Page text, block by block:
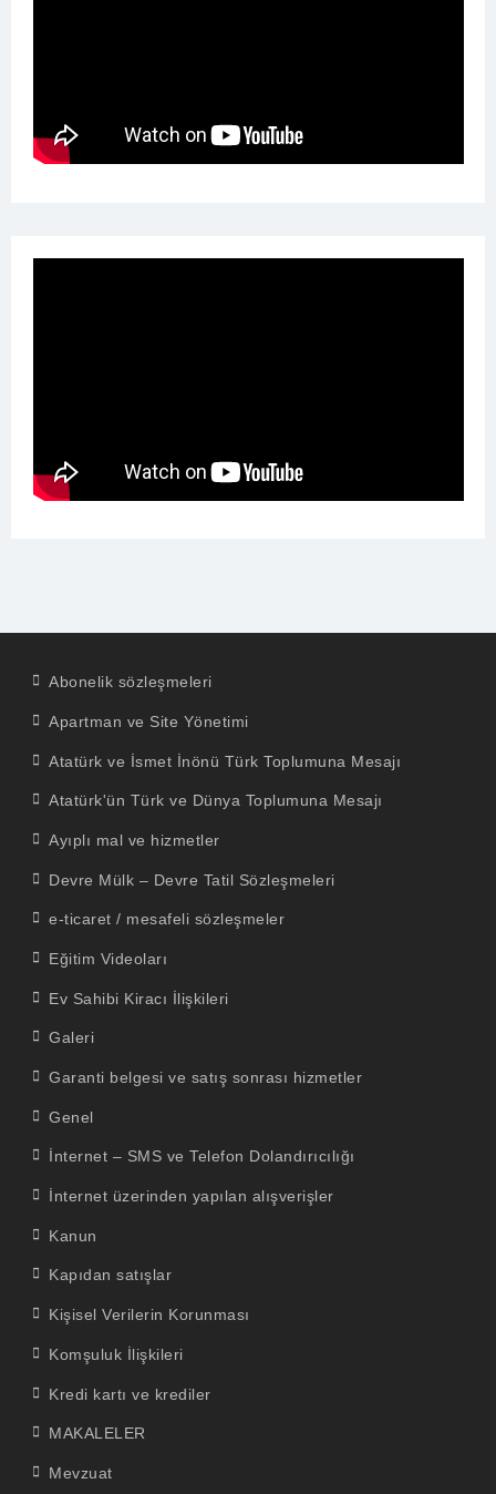
Abonelik sözleşmeleri
Apartman ve Site Yönetimi
Atatürk ve İsmet İnönü Türk Toplumuna Mesajı
Atatürk'ün Türk ve Dünya Toplumuna Mesajı
Ayıplı mal ve hizmetler
Devre Mülk – Devre Tatil Sözleşmeleri
e-ticaret / mesafeli sözleşmeler
Eğitim Videoları
Ev Sahibi Kiracı İlişkileri
Galeri
Garanti belgesi ve satış sonrası hizmetler
Genel
İnternet – SMS ve Telefon Dolandırıcılığı
İnternet üzerinden yapılan alışverişler
Kanun
Kapıdan satışlar
Kişisel Verilerin Korunması
Komşuluk İlişkileri
Kredi kartı ve krediler
MAKALELER
Mevzuat